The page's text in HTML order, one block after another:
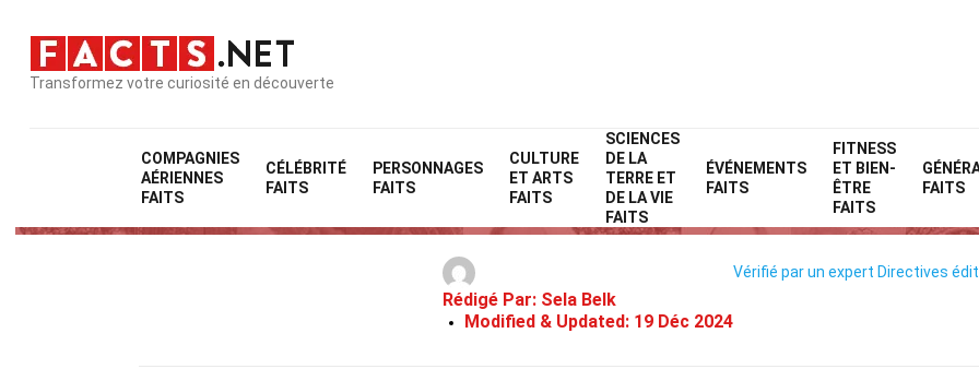
Transformez votre curiosité en découverte
COMPAGNIES
AÉRIENNES
FAITS
CÉLÉBRITÉ
FAITS
PERSONNAGES
FAITS
CULTURE
ET ARTS
FAITS
SCIENCES
DE LA
TERRE ET
DE LA VIE
FAITS
ÉVÉNEMENTS
FAITS
FITNESS
ET BIEN-
ÊTRE
FAITS
FAITS
Home
31 Faits Sur Coupe Du Monde De
Rédigé Par: Sela Belk
Modified & Updated: 19 Déc 2024
Vérifié par un expert Directives